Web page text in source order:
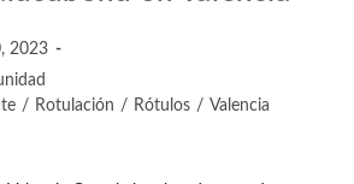
2023
/ Rotulación / Rótulos / Valencia